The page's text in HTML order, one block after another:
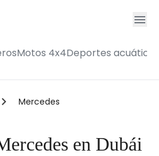
Motos 4x4Deportes acuáticos
Mercedes
en Dubái